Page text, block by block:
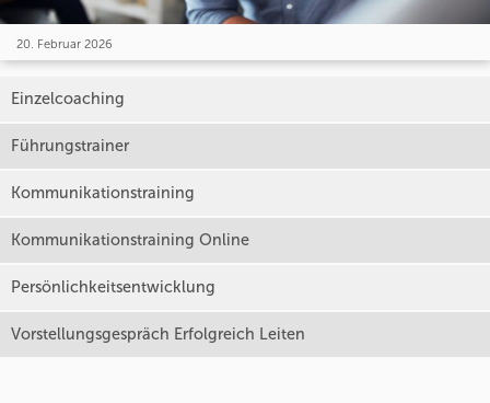
20. Februar 2026
Einzelcoaching
Führungstrainer
Kommunikationstraining
Kommunikationstraining Online
Persönlichkeitsentwicklung
Vorstellungsgespräch Erfolgreich Leiten